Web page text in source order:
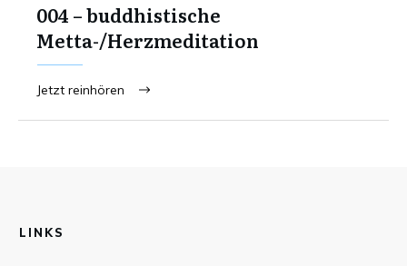
004 – buddhistische
Metta-/Herzmeditation
Jetzt reinhören
LINKS